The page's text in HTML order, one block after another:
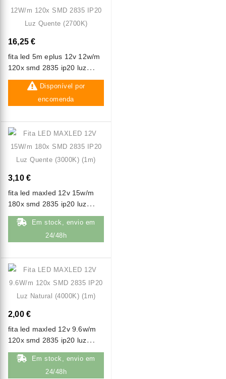
16,25 €
fita led 5m eplus 12v 12w/m
120x smd 2835 ip20 luz
quente (2700k)
Disponível por
encomenda
3,10 €
fita led maxled 12v 15w/m
180x smd 2835 ip20 luz
quente (3000k) (1m)
Em stock, envio em
24/48h
2,00 €
fita led maxled 12v 9.6w/m
120x smd 2835 ip20 luz
natural (4000k) (1m)
Em stock, envio em
24/48h